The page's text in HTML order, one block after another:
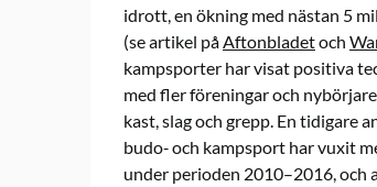
idrott, en ökning med nästan 5
(se artikel på Aftonbladetoch
kampsporter har visat positiva
med fler föreningar och
kast, slag och grepp. En tidigare
budo‑ och kampsport har vuxit
under perioden 2010–2016, och